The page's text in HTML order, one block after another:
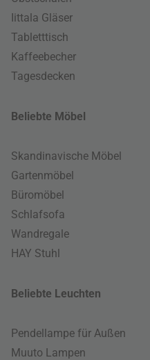
Iittala Gläser
Tabletttisch
Kaffeebecher
Tagesdecken
Beliebte Möbel
Skandinavische Möbel
Gartenmöbel
Büromöbel
Schlafsofa
Wandregale
HAY Stuhl
Beliebte Leuchten
Pendellampe für Außen
Muuto Lampen